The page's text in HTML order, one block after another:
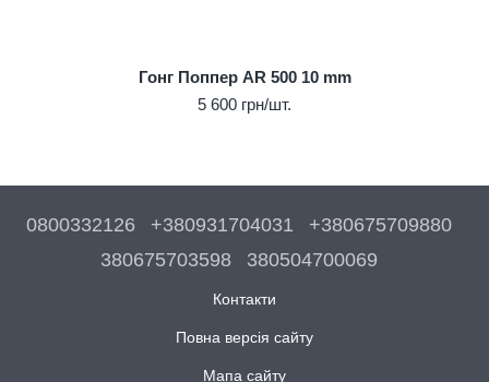
Гонг Поппер AR 500 10 mm
5 600 грн/шт.
0800332126 +380931704031
+380675709880
380675703598
380504700069
Контакти
Повна версія сайту
Мапа сайту